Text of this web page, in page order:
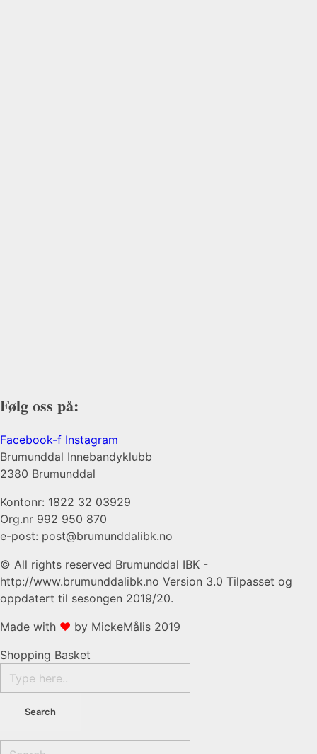
Følg oss på:
Facebook-f Instagram
Brumunddal Innebandyklubb
2380 Brumunddal
Kontonr: 1822 32 03929
Org.nr 992 950 870
e-post: post@brumunddalibk.no
© All rights reserved Brumunddal IBK -
http://www.brumunddalibk.no Version 3.0 Tilpasset og
oppdatert til sesongen 2019/20.
Made with ❤ by MickeMålis 2019​​
Shopping Basket